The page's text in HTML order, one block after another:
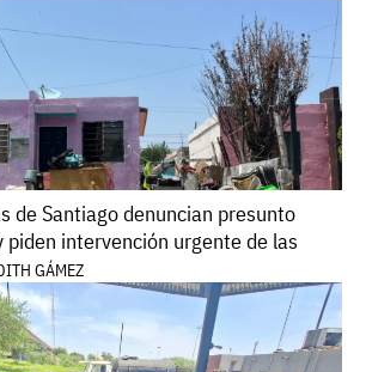
de Santiago denuncian presunto
intervención urgente de las
GÁMEZ